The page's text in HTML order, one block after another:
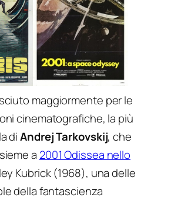
maggiormente per le
cinematografiche, la più
diAndrej Tarkovskij, che
a 2001 Odissea nello
Kubrick (1968), una delle
della fantascienza